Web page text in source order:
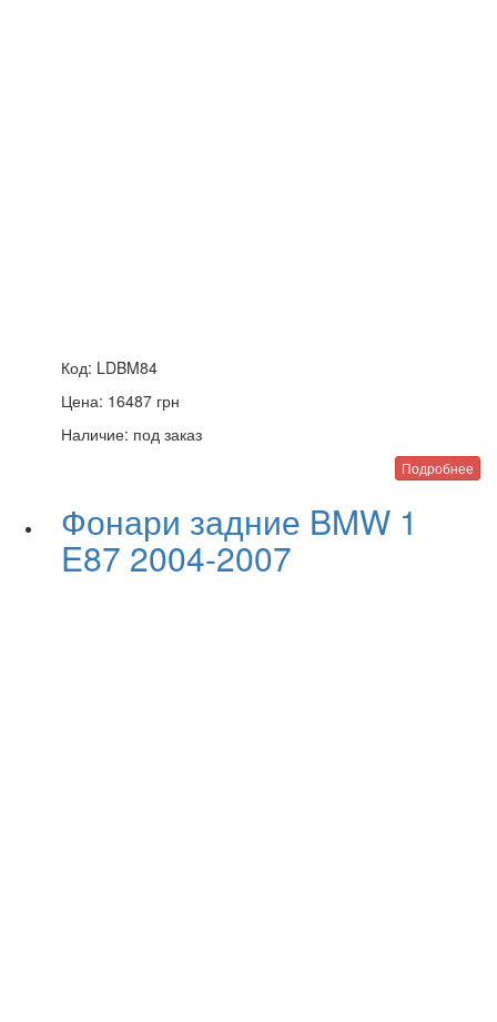
Код: LDBM84
Цена: 16487 грн
Наличие: под заказ
Подробнее
Фонари задние BMW 1
E87 2004-2007